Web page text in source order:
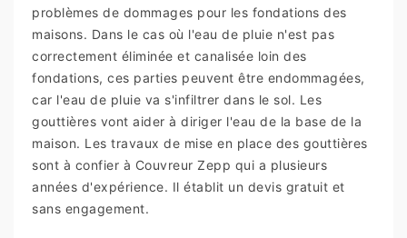
problèmes de dommages pour les fondations des
maisons. Dans le cas où l'eau de pluie n'est pas
correctement éliminée et canalisée loin des
fondations, ces parties peuvent être endommagées,
car l'eau de pluie va s'infiltrer dans le sol. Les
gouttières vont aider à diriger l'eau de la base de la
maison. Les travaux de mise en place des gouttières
sont à confier à Couvreur Zepp qui a plusieurs
années d'expérience. Il établit un devis gratuit et
sans engagement.